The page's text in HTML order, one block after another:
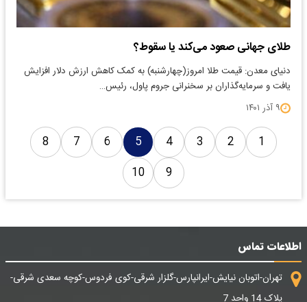
طلای جهانی صعود می‌کند یا سقوط؟
دنیای معدن: قیمت طلا امروز(چهارشنبه) به کمک کاهش ارزش دلار افزایش
یافت و سرمایه‌گذاران بر سخنرانی جروم پاول، رئیس…
۹ آذر ۱۴۰۱
1
2
3
4
5
6
7
8
9
10
اطلاعات تماس
تهران-اتوبان نیایش-ایرانپارس-گلزار شرقی-کوی فردوس-کوچه سعدی شرقی-
پلاک 14 واحد 7